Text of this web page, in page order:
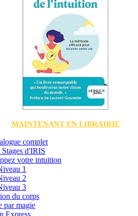
MAINTENANT EN LIBRAIRIE
complet
d'IRIS
votre intuition
1
2
3
du corps
par magie
Express